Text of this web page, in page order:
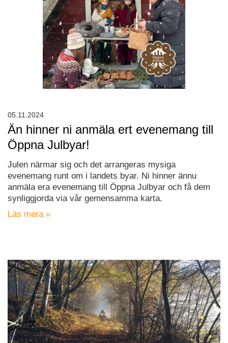
Än hinner ni anmäla ert evenemang till
Öppna Julbyar!
Julen närmar sig och det arrangeras mysiga
evenemang runt om i landets byar. Ni hinner ännu
anmäla era evenemang till Öppna Julbyar och få dem
synliggjorda via vår gemensamma karta.
Läs mera »
05.11.2024